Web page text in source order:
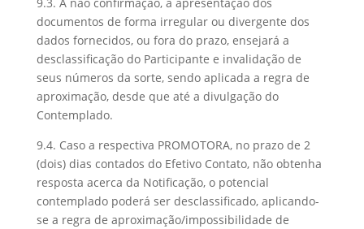
documentos de forma irregular ou divergente dos
dados fornecidos, ou fora do prazo, ensejará a
desclassificação do Participante e invalidação de
seus números da sorte, sendo aplicada a regra de
aproximação, desde que até a divulgação do
Contemplado.
9.4. Caso a respectiva PROMOTORA, no prazo de 2
(dois) dias contados do Efetivo Contato, não obtenha
resposta acerca da Notificação, o potencial
contemplado poderá ser desclassificado, aplicando-
se a regra de aproximação/impossibilidade de